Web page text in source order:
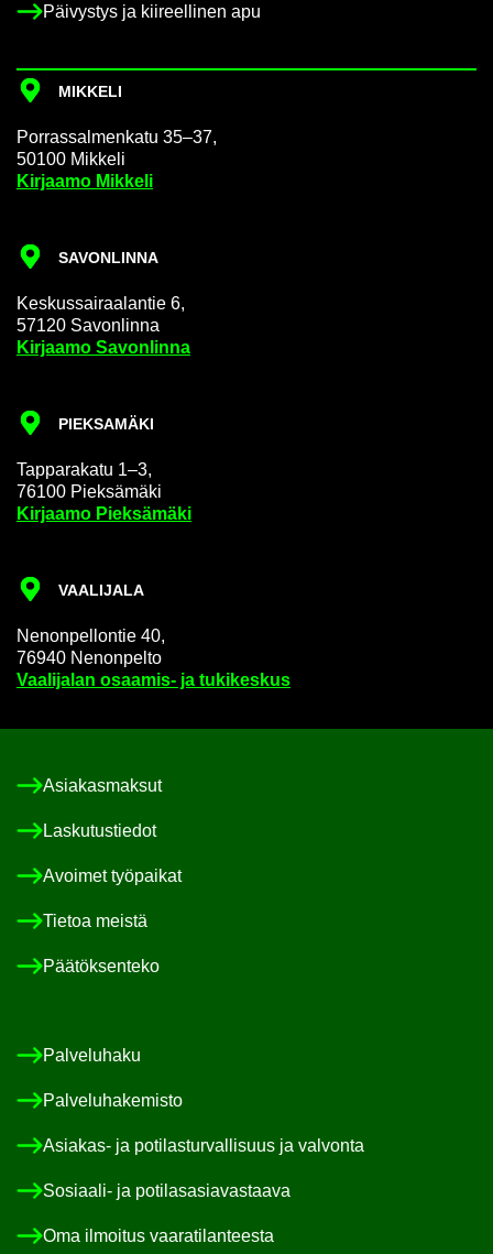
Päi­vys­tys ja kii­reel­li­nen apu
MIK­KE­LI
Por­ras­sal­men­ka­tu 35–37,
50100 Mik­ke­li
Kir­jaa­mo Mik­ke­li
SA­VON­LIN­NA
Kes­kus­sai­raa­lan­tie 6,
57120 Sa­von­lin­na
Kir­jaa­mo Sa­von­lin­na
PIEK­SA­MÄ­KI
Tap­pa­ra­ka­tu 1–3,
76100 Piek­sä­mä­ki
Kir­jaa­mo Piek­sä­mä­ki
VAA­LI­JA­LA
Ne­non­pel­lon­tie 40,
76940 Ne­non­pel­to
Vaa­li­ja­lan osaamis-​ ja tu­ki­kes­kus
Asia­kas­mak­sut
Las­ku­tus­tie­dot
Avoi­met työ­pai­kat
Tie­toa meis­tä
Pää­tök­sen­te­ko
Pal­ve­lu­ha­ku
Pal­ve­lu­ha­ke­mis­to
Asiakas-​ ja po­ti­las­tur­val­li­suus ja val­von­ta
Sosiaali-​ ja po­ti­las­asia­vas­taa­va
Oma il­moi­tus vaa­ra­ti­lan­tees­ta